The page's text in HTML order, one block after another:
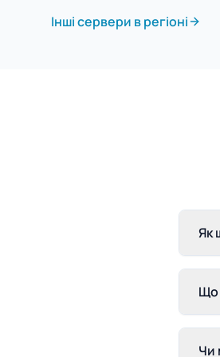
Інші сервери в регіоні
Як
Що
Чи